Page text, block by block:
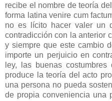
recibe el nombre de teoría
forma latina venire cum
no es lícito hacer valer un
contradicción con la anterior
y siempre que este cambio
importe un perjuicio en
ley, las buenas
produce la teoría del acto
una persona no pueda
de propia conveniencia una